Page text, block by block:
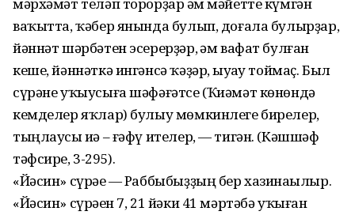
ваҡытта, ҡәбер янында булып, доғала булырҙар,
йәннәт шәрбәтен эсерерҙәр, һәм вафат булған
кеше, йәннәткә ингәнсә ҡәҙәр, һыуһау тоймаҫ. Был
сүрәне уҡыусыға шәфәғәтсе (Ҡиәмәт көнөндә
кемделер яҡлар) булыу мөмкинлеге бирелер,
тыңлаусы иһә – ғәфү ителер, — тигән. (Кәшшәф
тәфсире, 3-295).
«Йәсин» сүрәһе — Раббыбыҙҙың бер хазинаһылыр.
«Йәсин» сүрәһен 7, 21 йәки 41 мәртәбә уҡыған